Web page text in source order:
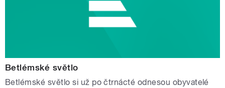
Betlémské světlo
Betlémské světlo si už po čtrnácté odnesou obyvatelé